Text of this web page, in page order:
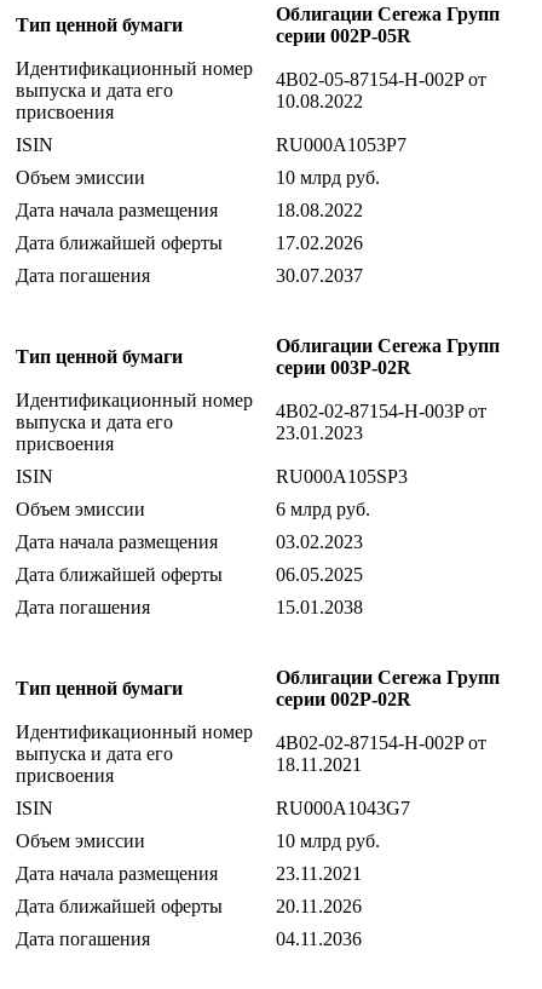
Тип ценной бумаги
Облигации Сегежа Групп
серии 002P-05R
Идентификационный номер
выпуска и дата его
присвоения
4B02-05-87154-H-002P от
10.08.2022
ISIN
RU000A1053P7
Объем эмиссии
10 млрд руб.
Дата начала размещения
18.08.2022
Дата ближайшей оферты
17.02.2026
Дата погашения
30.07.2037
Тип ценной бумаги
Облигации Сегежа Групп
серии 003P-02R
Идентификационный номер
выпуска и дата его
присвоения
4B02-02-87154-H-003P от
23.01.2023
ISIN
RU000A105SP3
Объем эмиссии
6 млрд руб.
Дата начала размещения
03.02.2023
Дата ближайшей оферты
06.05.2025
Дата погашения
15.01.2038
Тип ценной бумаги
Облигации Сегежа Групп
серии 002P-02R
Идентификационный номер
выпуска и дата его
присвоения
4B02-02-87154-H-002P от
18.11.2021
ISIN
RU000A1043G7
Объем эмиссии
10 млрд руб.
Дата начала размещения
23.11.2021
Дата ближайшей оферты
20.11.2026
Дата погашения
04.11.2036